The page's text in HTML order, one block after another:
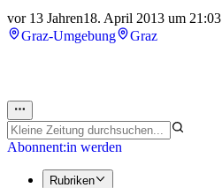
vor 13 Jahren18. April 2013 um 21:03
Graz-Umgebung
Graz
Abonnent:in werden
Rubriken